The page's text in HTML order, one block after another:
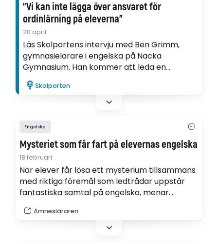
”Vi kan inte lägga över ansvaret för
ordinlärning på eleverna”
20 april
Läs Skolportens intervju med Ben Grimm,
gymnasielärare i engelska på Nacka
Gymnasium. Han kommer att leda en
workshop för engelsklärare i Stockholm den
16 oktober 2026, med fokus på ordinlärning i
Skolporten
Engelska
Mysteriet som får fart på elevernas engelska
18 februari
När elever får lösa ett mysterium tillsammans
med riktiga föremål som ledtrådar uppstår
fantastiska samtal på engelska, menar
verkligen alla, även de som inte pratar så
mycket annars", säger hon.
Ämnesläraren